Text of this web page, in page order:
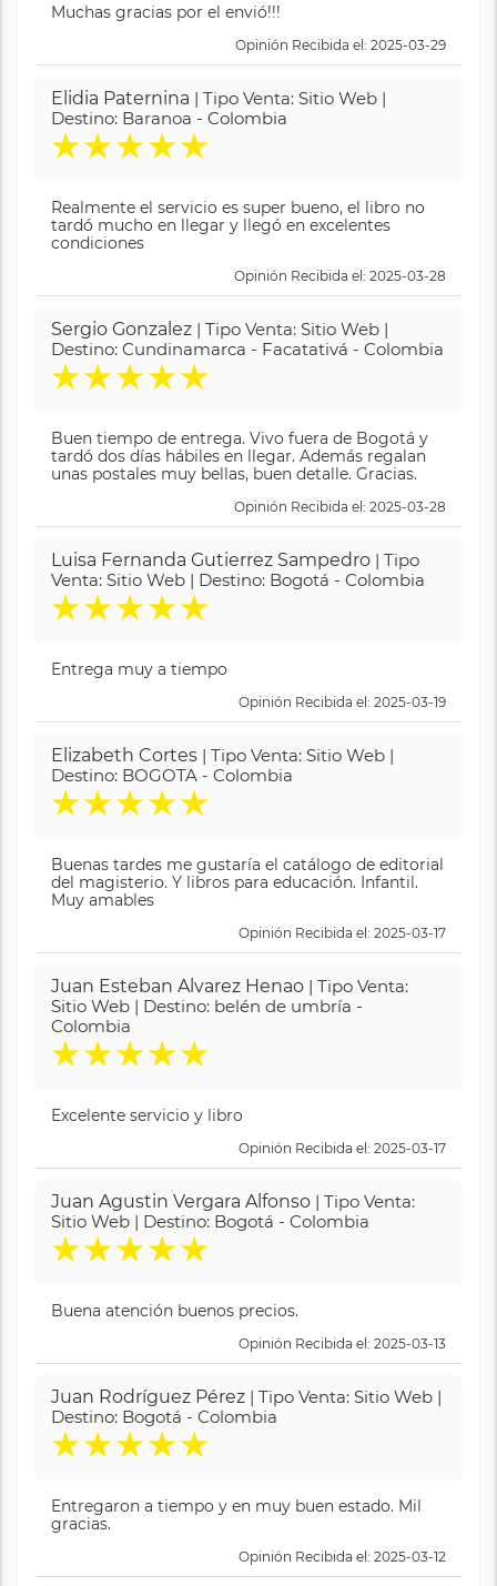
Muchas gracias por el envió!!!
Opinión Recibida el: 2025-03-29
Elidia Paternina | Tipo Venta: Sitio Web |
Destino: Baranoa - Colombia
★★★★★
Realmente el servicio es super bueno, el libro no
tardó mucho en llegar y llegó en excelentes
condiciones
Opinión Recibida el: 2025-03-28
Sergio Gonzalez | Tipo Venta: Sitio Web |
Destino: Cundinamarca - Facatativá - Colombia
★★★★★
Buen tiempo de entrega. Vivo fuera de Bogotá y
tardó dos días hábiles en llegar. Además regalan
unas postales muy bellas, buen detalle. Gracias.
Opinión Recibida el: 2025-03-28
Luisa Fernanda Gutierrez Sampedro | Tipo
Venta: Sitio Web | Destino: Bogotá - Colombia
★★★★★
Entrega muy a tiempo
Opinión Recibida el: 2025-03-19
Elizabeth Cortes | Tipo Venta: Sitio Web |
Destino: BOGOTA - Colombia
★★★★★
Buenas tardes me gustaría el catálogo de editorial
del magisterio. Y libros para educación. Infantil.
Muy amables
Opinión Recibida el: 2025-03-17
Juan Esteban Alvarez Henao | Tipo Venta:
Sitio Web | Destino: belén de umbría -
Colombia
★★★★★
Excelente servicio y libro
Opinión Recibida el: 2025-03-17
Juan Agustin Vergara Alfonso | Tipo Venta:
Sitio Web | Destino: Bogotá - Colombia
★★★★★
Buena atención buenos precios.
Opinión Recibida el: 2025-03-13
Juan Rodríguez Pérez | Tipo Venta: Sitio Web |
Destino: Bogotá - Colombia
★★★★★
Entregaron a tiempo y en muy buen estado. Mil
gracias.
Opinión Recibida el: 2025-03-12